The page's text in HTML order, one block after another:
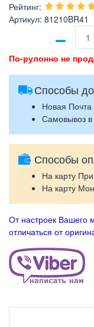
Рейтинг:
Артикул: 81210BR41
−
По-рулонно не
Способы
Новая Почта
Самовывоз в
Способы
На карту
На карту
От настроек Вашего
отличаться от